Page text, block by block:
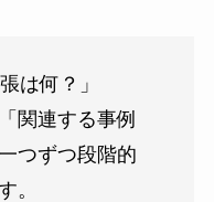
は何？」
関連する事例
つずつ段階的
。